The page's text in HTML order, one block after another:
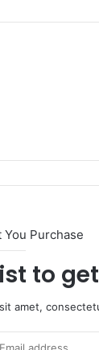
Purchase
to
amet,